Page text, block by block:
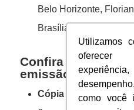
Utilizamos
como você
Utilizamos
como você
Belo Horizonte,
Brasília e Curitiba.
Confira a lista de
emissão do visto
Cópia colorida do